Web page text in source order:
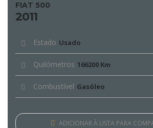
FIAT 500
2011
Estado Usado
Quilómetros 166200 Km
Combustível Gasóleo
ADICIONAR À LISTA PARA